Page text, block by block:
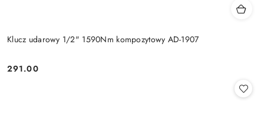
Klucz udarowy 1/2" 1590Nm kompozytowy AD-1907
Cena:
291.00